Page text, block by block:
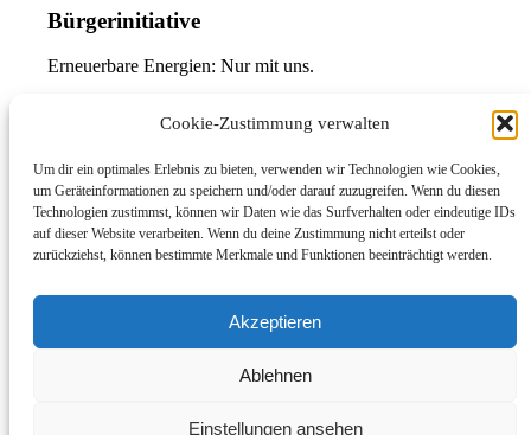
Cookie-Zustimmung verwalten
Um dir ein optimales Erlebnis zu bieten, verwenden wir Technologien wie Cookies,
um Geräteinformationen zu speichern und/oder darauf zuzugreifen. Wenn du diesen
Technologien zustimmst, können wir Daten wie das Surfverhalten oder eindeutige IDs
auf dieser Website verarbeiten. Wenn du deine Zustimmung nicht erteilst oder
zurückziehst, können bestimmte Merkmale und Funktionen beeinträchtigt werden.
Akzeptieren
Ablehnen
Einstellungen ansehen
Bürgerinitiative
Erneuerbare Energien: Nur mit uns.
©Copyright - nur-mit-uns.info
Instagram
Datenschutzerklärung
Cookie-Richtlinie (EU)
37. Sitzung Ausschuss für Territorialplanung, Bauen und Wohnen,